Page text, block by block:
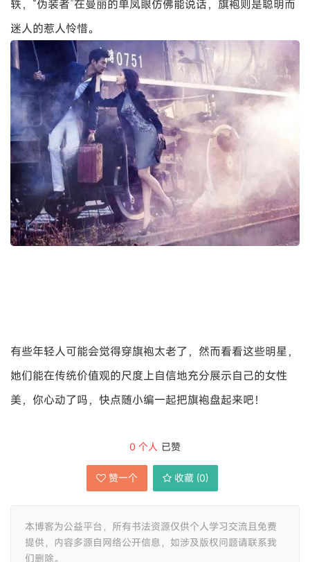
轶，“伪装者”在曼丽的单凤眼仿佛能说话，旗袍则是聪明而
迷人的惹人怜惜。
有些年轻人可能会觉得穿旗袍太老了，然而看看这些明星，
她们能在传统价值观的尺度上自信地充分展示自己的女性
美，你心动了吗，快点随小编一起把旗袍盘起来吧！
0 个人 已赞
赞一个 收藏 (0)
本博客为公益平台，所有书法资源仅供个人学习交流且免费
提供，内容多源自网络公开信息，如涉及版权问题请联系我
们删除。